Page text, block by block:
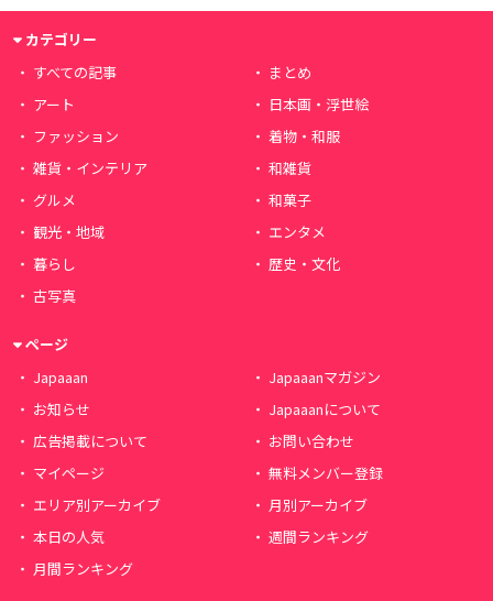
カテゴリー
すべての記事
まとめ
アート
日本画・浮世絵
ファッション
着物・和服
雑貨・インテリア
和雑貨
グルメ
和菓子
観光・地域
エンタメ
暮らし
歴史・文化
古写真
ページ
Japaaan
Japaaanマガジン
お知らせ
Japaaanについて
広告掲載について
お問い合わせ
マイページ
無料メンバー登録
エリア別アーカイブ
月別アーカイブ
本日の人気
週間ランキング
月間ランキング